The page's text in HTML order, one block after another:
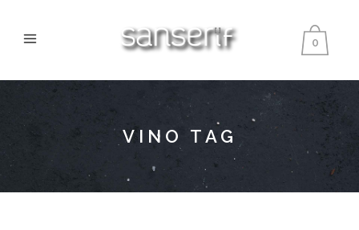
0
VINO TAG